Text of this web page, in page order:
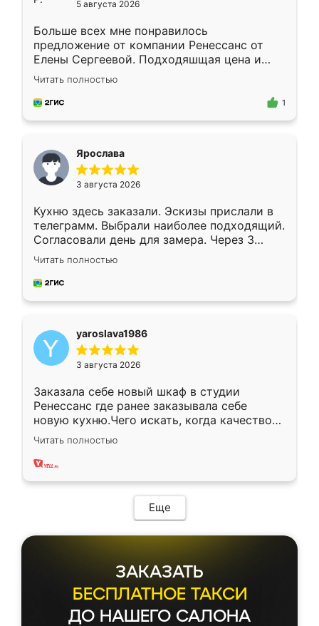
5 августа 2026
Больше всех мне понравилось
предложение от компании Ренессанс от
Елены Сергеевой. Подходяшщая цена и
короткие сроки изготовления. Приехавший
для замера сотрудник Владислав
предложил по моему эскизу самый
Читать полностью
1
Ярослава
3 августа 2026
Кухню здесь заказали. Эскизы прислали в
телеграмм. Выбрали наиболее подходящий.
Согласовали день для замера. Через 3
недели кухня была уже готова. Остались
довольны работой. Спасибо Ренессанс
мебель за качественную работу!
Читать полностью
yaroslava1986
3 августа 2026
Заказала себе новый шкаф в студии
Ренессанс где ранее заказывала себе
новую кухню.Чего искать, когда качеством
вполне довольна. Служит кухня уже почти
два года, нареканий нет.
Читать полностью
Еще
ЗАКАЗАТЬ
БЕСПЛАТНОЕ ТАКСИ
ДО НАШЕГО САЛОНА